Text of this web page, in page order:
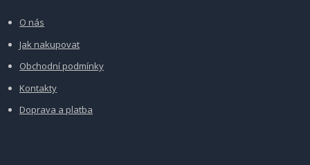
O nás
Jak nakupovat
Obchodní podmínky
Kontakty
Doprava a platba